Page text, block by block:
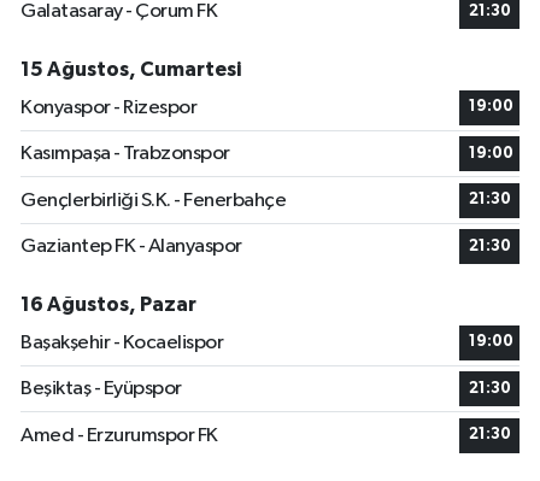
Galatasaray - Çorum FK
21:30
15 Ağustos, Cumartesi
Konyaspor - Rizespor
19:00
Kasımpaşa - Trabzonspor 19:00
Gençlerbirliği S.K. - Fenerbahçe 21:30
Gaziantep FK - Alanyaspor 21:30
16 Ağustos, Pazar
Başakşehir - Kocaelispor
19:00
Beşiktaş - Eyüpspor 21:30
Amed - Erzurumspor FK 21:30